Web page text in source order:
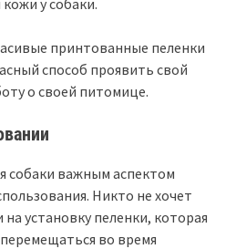
принтованные пеленки
способ проявить свой
о своей питомице.
собаки важным аспектом
Никто не хочет
установку пеленки, которая
во время